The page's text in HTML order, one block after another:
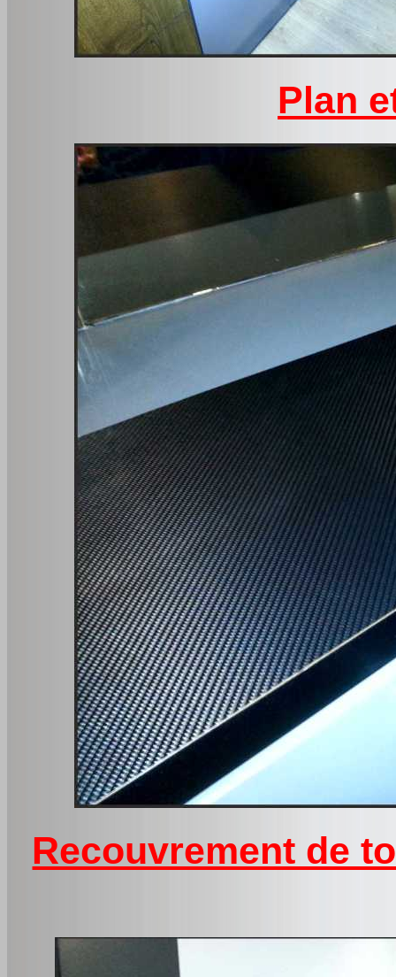
Plan
Recouvrement de